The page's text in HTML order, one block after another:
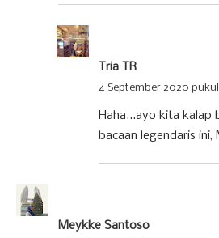
Tria TR
4 September 2020
Haha...ayo kita kalap
bacaan legendaris ini,
Meykke Santoso